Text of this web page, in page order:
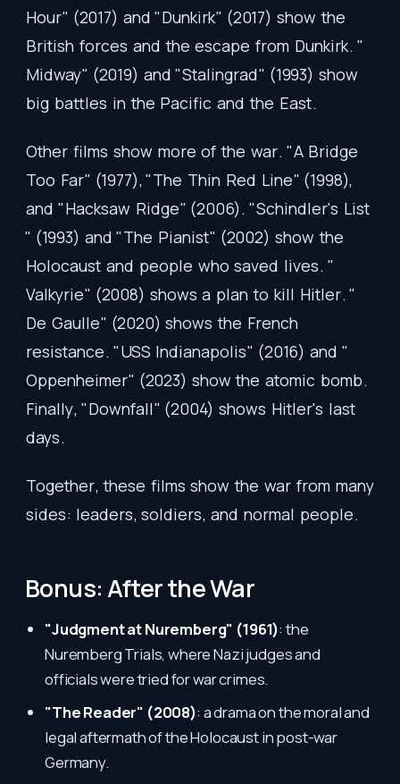
Hour" (2017) and "Dunkirk" (2017) show the
British forces and the escape from Dunkirk. "
Midway" (2019) and "Stalingrad" (1993) show
big battles in the Pacific and the East.
Other films show more of the war. "A Bridge
Too Far" (1977), "The Thin Red Line" (1998),
and "Hacksaw Ridge" (2006). "Schindler's List
" (1993) and "The Pianist" (2002) show the
Holocaust and people who saved lives. "
Valkyrie" (2008) shows a plan to kill Hitler. "
De Gaulle" (2020) shows the French
resistance. "USS Indianapolis" (2016) and "
Oppenheimer" (2023) show the atomic bomb.
Finally, "Downfall" (2004) shows Hitler's last
days.
Together, these films show the war from many
sides: leaders, soldiers, and normal people.
Bonus: After the War
"Judgment at Nuremberg" (1961): the
Nuremberg Trials, where Nazi judges and
officials were tried for war crimes.
"The Reader" (2008): a drama on the moral and
legal aftermath of the Holocaust in post-war
Germany.